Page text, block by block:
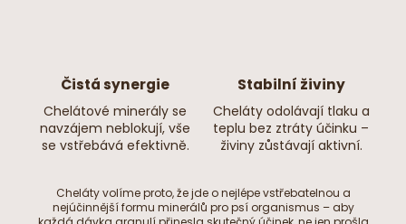
Čistá synergie
Chelátové minerály se
navzájem neblokují, vše
se vstřebává efektivně.
Stabilní živiny
Cheláty odolávají tlaku a
teplu bez ztráty účinku –
živiny zůstávají aktivní.
Cheláty volíme proto, že jde o nejlépe vstřebatelnou a
nejúčinnější formu minerálů pro psí organismus – aby